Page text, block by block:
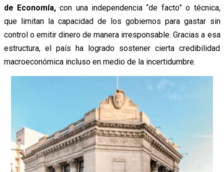
de Economía,con una independencia “de facto” o técnica,
que limitan la capacidad de los gobiernos para gastar sin
control o emitir dinero de manera irresponsable. Gracias a esa
estructura, el país ha logrado sostener cierta credibilidad
macroeconómica incluso en medio de la incertidumbre.